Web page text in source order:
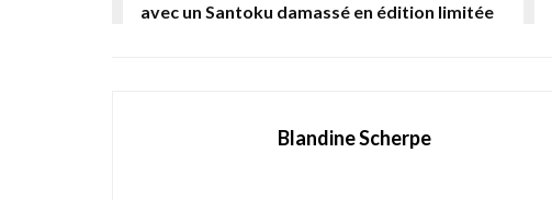
avec un Santoku damassé en édition limitée
Blandine Scherpe